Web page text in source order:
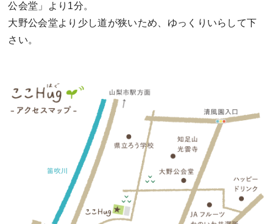
公会堂」より1分。
大野公会堂より少し道が狭いため、ゆっくりいらして下
さい。